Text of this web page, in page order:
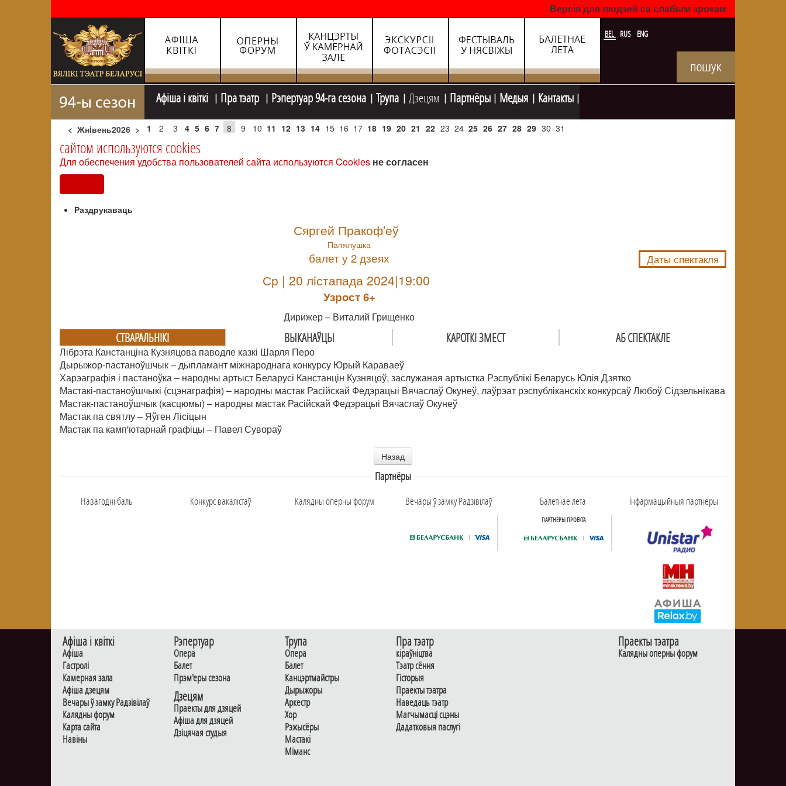
Версія для людзей са слабым зрокам
BEL RUS ENG
Афiша i квiткi Пра тэатр Рэпертуар 94-га сезона Трупа Дзецям Партнёры Медыя Кантакты
< Жнiвень2026 > 1 2 3 4 5 6 7 8 9 10 11 12 13 14 15 16 17 18 19 20 21 22 23 24 25 26 27 28 29 30 31
сайтом используются cookies
Для обеспечения удобства пользователей сайта используются Cookies не согласен
Раздрукаваць
Сяргей Пракоф'еў
Папялушка
балет у 2 дзеях
Ср | 20 лiстапада 2024|19:00
Узрoст 6+
Дирижер – Виталий Грищенко
Даты спектакля
СТВАРАЛЬНIКI ВЫКАНАЎЦЫ КАРОТКІ ЗМЕСТ АБ СПЕКТАКЛЕ
Лібрэта Канстанціна Кузняцова паводле казкі Шарля Перо
Дырыжор-пастаноўшчык – дыпламант міжнароднага конкурсу Юрый Караваеў
Харэаграфія і пастаноўка – народны артыст Беларусі Канстанцін Кузняцоў, заслужаная артыстка Рэспублікі Беларусь Юлія Дзятко
Мастакі-пастаноўшчыкі (сцэнаграфія) – народны мастак Расійскай Федэрацыі Вячаслаў Окунеў, лаўрэат рэспубліканскіх конкурсаў Любоў Сідзельнікава
Мастак-пастаноўшчык (касцюмы) – народны мастак Расійскай Федэрацыі Вячаслаў Окунеў
Мастак па святлу – Яўген Лісіцын
Мастак па камп'ютарнай графіцы – Павел Сувораў
Назад
Партнёры
Навагоднi баль
Конкурс вакалiстаў Калядны оперны форум Вечары ў замку Радзiвiлаў Балетнае лета
ПАРТНЕРЫ ПРОЕКТА
Інфармацыйныя партнёры
Афiша i квiткi
Афiша
Гастролi
Камерная зала
Афiша дзецям
Вечары ў замку Радзiвiлаў
Калядны форум
Карта сайта
Навiны
Рэпертуар
Опера
Балет
Прэм'еры сезона
Дзецям
Праекты для дзяцей
Афiша для дзяцей
Дзiцячая студыя
Трупа
Опера
Балет
Канцэртмайстры
Дырыжоры
Аркестр
Хор
Рэжысёры
Мастакі
Мiманс
Пра тэатр
кіраўніцтва
Тэатр сёння
Гiсторыя
Праекты тэатра
Наведаць тэатр
Магчымасцi сцэны
Дадаткoвыя паслугi
Праекты тэатра
Калядны оперны форум